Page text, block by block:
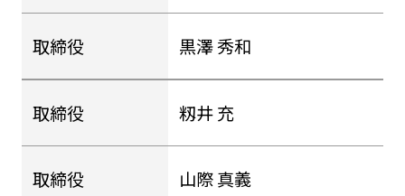
取締役 黒澤 秀和
取締役 籾井 充
取締役 山際 真義